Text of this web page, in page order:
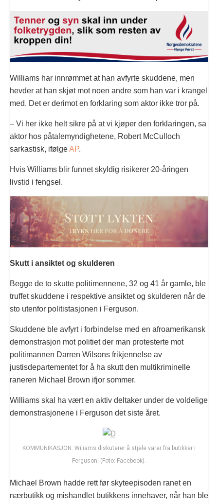
Williams har innrømmet at han avfyrte skuddene, men
hevder at han skjøt mot noen andre som han var i krangel
med. Det er derimot en forklaring som aktor ikke tror på.
– Vi her ikke helt sikre på at vi kjøper den forklaringen, sa
aktor hos påtalemyndighetene, Robert McCulloch
sarkastisk, ifølgeAP.
Hvis Williams blir funnet skyldig risikerer 20-åringen
livstid i fengsel.
Skutt i ansiktet og skulderen
Begge de to skutte politimennene, 32 og 41 år gamle, ble
truffet skuddene i respektive ansiktet og skulderen når de
sto utenfor politistasjonen i Ferguson.
Skuddene ble avfyrt i forbindelse med en afroamerikansk
demonstrasjon mot politiet der man protesterte mot
politimannen Darren Wilsons frikjennelse av
justisdepartementet for å ha skutt den multikriminelle
raneren Michael Brown ifjor sommer.
Williams skal ha vært en aktiv deltaker under de voldelige
demonstrasjonene i Ferguson det siste året.
KOMMUNIKASJON: Wiliams diskuterer å stjele varer fra butikker i
Ferguson. (Foto: Facebook).
Michael Brown hadde rett før skyteepisoden ranet en
nærbutikk og mishandlet butikkens innehaver, når han ble